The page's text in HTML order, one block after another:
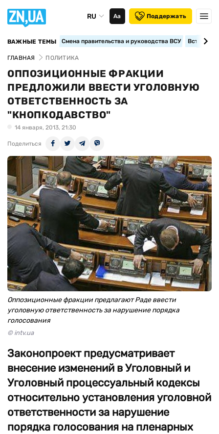
RU Аа Поддержать
ВАЖНЫЕ ТЕМЫ Смена правительства и руководства ВСУ
ГЛАВНАЯ ПОЛИТИКА
ОППОЗИЦИОННЫЕ ФРАКЦИИ
ПРЕДЛОЖИЛИ ВВЕСТИ УГОЛОВНУЮ
ОТВЕТСТВЕННОСТЬ ЗА
"КНОПКОДАВСТВО"
14 января, 2013, 21:30
Поделиться
Оппозиционные фракции предлагают Раде ввести
уголовную ответственность за нарушение порядка
голосования
© intv.ua
Законопроект предусматривает
внесение изменений в Уголовный и
Уголовный процессуальный кодексы
относительно установления уголовной
ответственности за нарушение
порядка голосования на пленарных